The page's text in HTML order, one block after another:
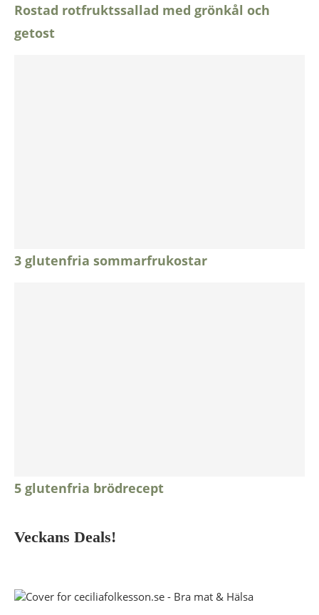
Rostad rotfruktssallad med grönkål och
getost
3 glutenfria sommarfrukostar
5 glutenfria brödrecept
Veckans Deals!